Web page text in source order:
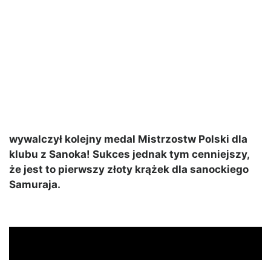
wywalczył kolejny medal Mistrzostw Polski dla
klubu z Sanoka! Sukces jednak tym cenniejszy,
że jest to pierwszy złoty krążek dla sanockiego
Samuraja.